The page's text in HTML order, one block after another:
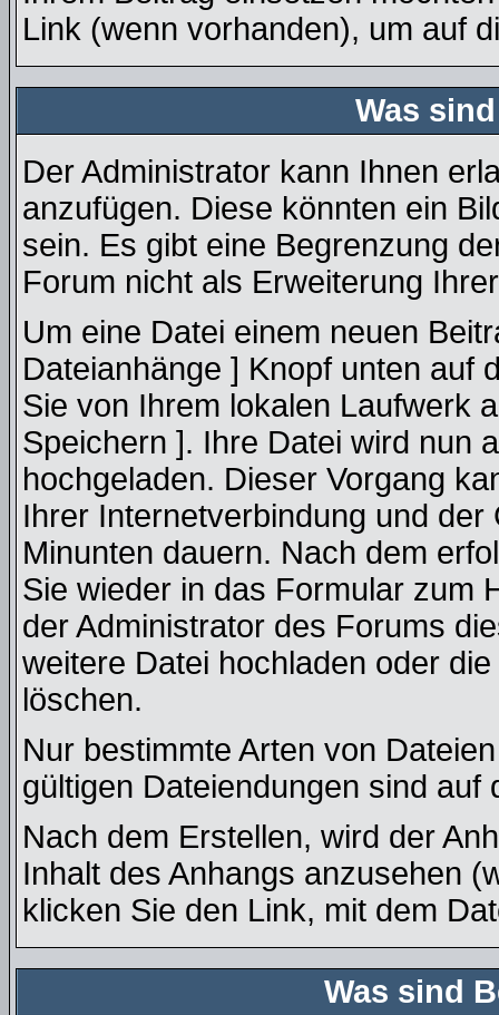
Link (wenn vorhanden), um auf
Was
Der Administrator kann Ihnen
anzufügen. Diese könnten ein
sein. Es gibt eine Begrenzung
Forum nicht als Erweiterung
Um eine Datei einem neuen
Dateianhänge ] Knopf unten auf
Sie von Ihrem lokalen Laufwerk
Speichern ]. Ihre Datei wird nun
hochgeladen. Dieser Vorgang
Ihrer Internetverbindung und
Minunten dauern. Nach dem
Sie wieder in das Formular zum
der Administrator des Forums
weitere Datei hochladen oder
löschen.
Nur bestimmte Arten von
gültigen Dateiendungen sind
Nach dem Erstellen, wird der
Inhalt des Anhangs anzusehen
klicken Sie den Link, mit dem
Was sind